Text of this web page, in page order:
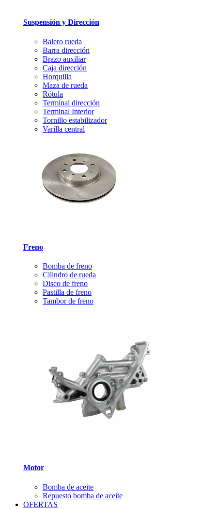
Suspensión y Dirección
Balero rueda
Barra dirección
Brazo auxiliar
Caja dirección
Horquilla
Maza de rueda
Rótula
Terminal dirección
Terminal Interior
Tornillo estabilizador
Varilla central
Freno
Bomba de freno
Cilindro de rueda
Disco de freno
Pastilla de freno
Tambor de freno
Motor
Bomba de aceite
Repuesto bomba de aceite
OFERTAS